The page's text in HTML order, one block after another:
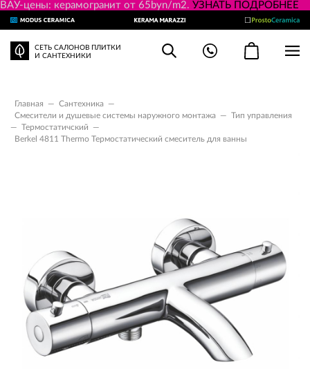
ВАУ-цены: керамогранит от 65byn/m2. УЗНАТЬ ПОДРОБНЕЕ
СЕТЬ САЛОНОВ ПЛИТКИ
И САНТЕХНИКИ
Главная — Сантехника
—
Смесители и душевые системы наружного монтажа
— Тип управления
— Термостатичский
—
Berkel 4811 Thermo Термостатический смеситель для ванны